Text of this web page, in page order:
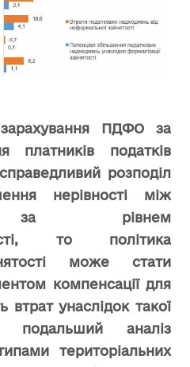
ПДФО за
платників податків
розподіл
нерівності між
за рівнем
то політика
може стати
компенсації для
втрат унаслідок такої
подальший аналіз
територіальних